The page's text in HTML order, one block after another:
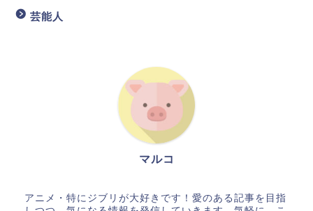
芸能人
マルコ
アニメ・特にジブリが大好きです！愛のある記事を目指